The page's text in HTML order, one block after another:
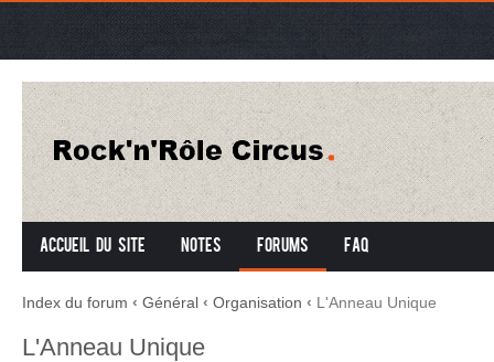
Accueil du site Notes Forums FAQ
Index du forum ‹ Général ‹ Organisation ‹ L'Anneau Unique
L'Anneau Unique